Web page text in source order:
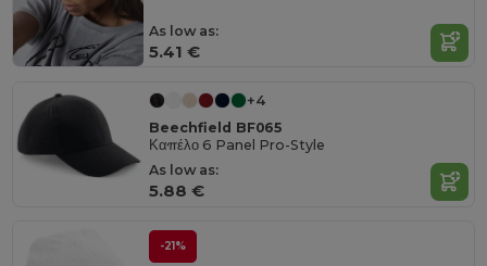
As low as:
5.41 €
+4
Beechfield BF065
Καπέλο 6 Panel Pro-Style
As low as:
5.88 €
-21%